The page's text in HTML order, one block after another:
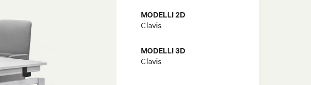
MODELLI 2D
Clavis
MODELLI 3D
Clavis